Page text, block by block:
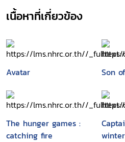
เนื้อหาที่เกี่ยวข้อง
Avatar Son
The hunger games :
catching fire